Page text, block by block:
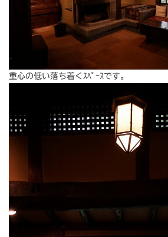
重心の低い落ち着くｽﾍﾟｰｽです。